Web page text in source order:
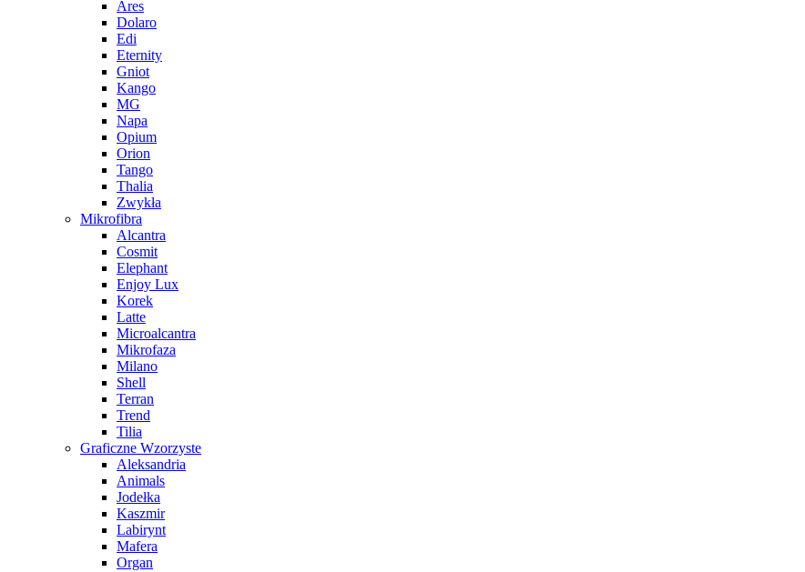
Ares
Dolaro
Edi
Eternity
Gniot
Kango
MG
Napa
Opium
Orion
Tango
Thalia
Zwykła
Mikrofibra
Alcantra
Cosmit
Elephant
Enjoy Lux
Korek
Latte
Microalcantra
Mikrofaza
Milano
Shell
Terran
Trend
Tilia
Graficzne Wzorzyste
Aleksandria
Animals
Jodełka
Kaszmir
Labirynt
Mafera
Organ